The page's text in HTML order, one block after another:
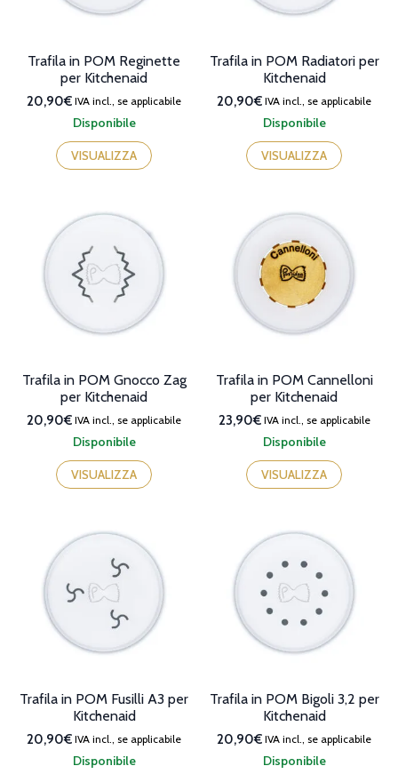
Disponibile
Trafila in POM Reginette
per Kitchenaid
20,90€ IVA incl., se applicabile
VISUALIZZA
Disponibile
Trafila in POM Radiatori per
Kitchenaid
20,90€ IVA incl., se applicabile
VISUALIZZA
Disponibile
Trafila in POM Gnocco Zag
per Kitchenaid
20,90€ IVA incl., se applicabile
VISUALIZZA
Disponibile
Trafila in POM Cannelloni
per Kitchenaid
23,90€IVA incl., se applicabile
VISUALIZZA
Disponibile
Trafila in POM Fusilli A3 per
Kitchenaid
20,90€ IVA incl., se applicabile
Disponibile
Trafila in POM Bigoli 3,2 per
Kitchenaid
20,90€ IVA incl., se applicabile